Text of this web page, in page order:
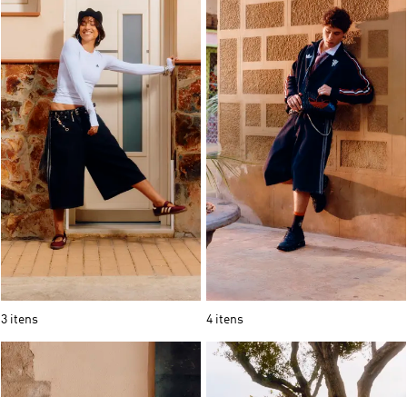
3 itens 4 itens